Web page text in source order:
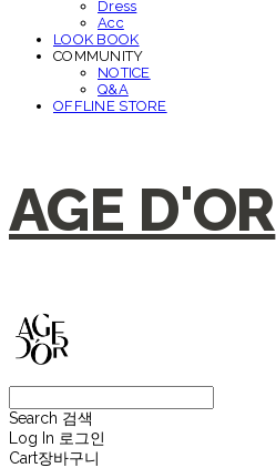
Dress
Acc
LOOK BOOK
COMMUNITY
NOTICE
Q&A
OFFLINE STORE
AGE D'OR
Search 검색
Log In 로그인
Cart장바구니